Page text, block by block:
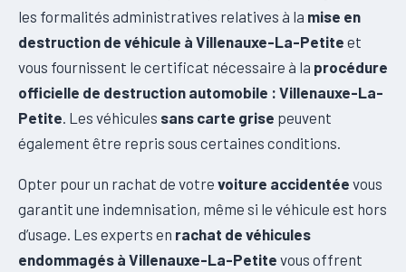
les formalités administratives relatives à la mise en
destruction de véhicule à Villenauxe-La-Petite et
vous fournissent le certificat nécessaire à la procédure
officielle de destruction automobile : Villenauxe-La-
Petite . Les véhicules sans carte grise peuvent
également être repris sous certaines conditions.
Opter pour un rachat de votre voiture accidentée vous
garantit une indemnisation, même si le véhicule est hors
d’usage. Les experts en rachat de véhicules
endommagés à Villenauxe-La-Petite vous offrent